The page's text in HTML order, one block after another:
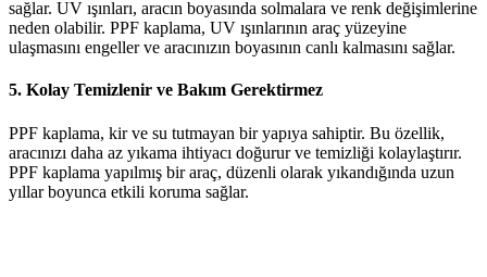
sağlar. UV ışınları, aracın boyasında solmalara ve renk değişimlerine
neden olabilir. PPF kaplama, UV ışınlarının araç yüzeyine
ulaşmasını engeller ve aracınızın boyasının canlı kalmasını sağlar.
5. Kolay Temizlenir ve Bakım Gerektirmez
PPF kaplama, kir ve su tutmayan bir yapıya sahiptir. Bu özellik,
aracınızı daha az yıkama ihtiyacı doğurur ve temizliği kolaylaştırır.
PPF kaplama yapılmış bir araç, düzenli olarak yıkandığında uzun
yıllar boyunca etkili koruma sağlar.